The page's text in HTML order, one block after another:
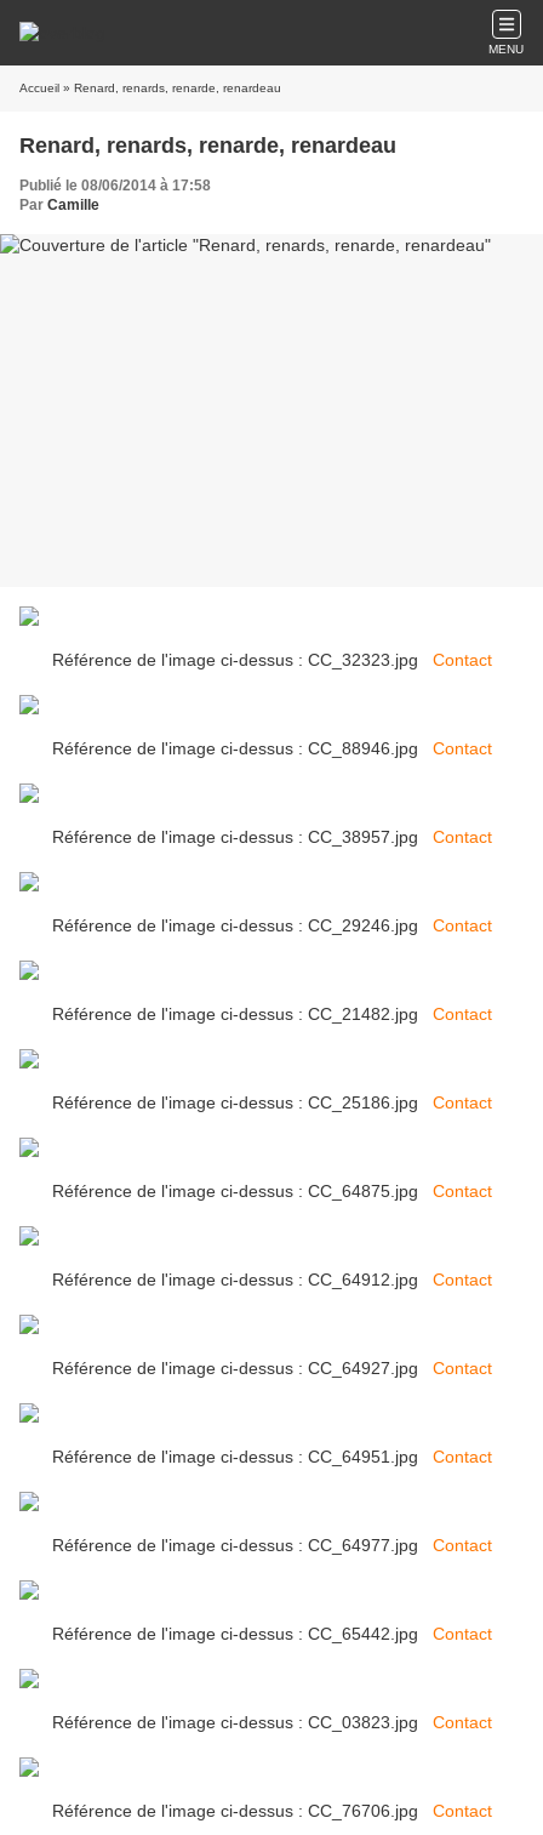
MENU
Accueil » Renard, renards, renarde, renardeau
Renard, renards, renarde, renardeau
Publié le 08/06/2014 à 17:58
Par Camille
Référence de l'image ci-dessus : CC_32323.jpg Contact
Référence de l'image ci-dessus : CC_88946.jpg Contact
Référence de l'image ci-dessus : CC_38957.jpg Contact
Référence de l'image ci-dessus : CC_29246.jpg Contact
Référence de l'image ci-dessus : CC_21482.jpg Contact
Référence de l'image ci-dessus : CC_25186.jpg Contact
Référence de l'image ci-dessus : CC_64875.jpg Contact
Référence de l'image ci-dessus : CC_64912.jpg Contact
Référence de l'image ci-dessus : CC_64927.jpg Contact
Référence de l'image ci-dessus : CC_64951.jpg Contact
Référence de l'image ci-dessus : CC_64977.jpg Contact
Référence de l'image ci-dessus : CC_65442.jpg Contact
Référence de l'image ci-dessus : CC_03823.jpg Contact
Référence de l'image ci-dessus : CC_76706.jpg Contact